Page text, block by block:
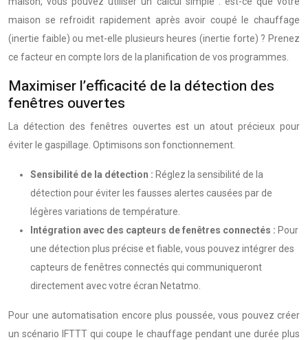
maison se refroidit rapidement après avoir coupé le chauffage
(inertie faible) ou met-elle plusieurs heures (inertie forte) ? Prenez
ce facteur en compte lors de la planification de vos programmes.
Maximiser l’efficacité de la détection des
fenêtres ouvertes
La détection des fenêtres ouvertes est un atout précieux pour
éviter le gaspillage. Optimisons son fonctionnement.
Sensibilité de la détection : Réglez la sensibilité de la
détection pour éviter les fausses alertes causées par de
légères variations de température.
Intégration avec des capteurs de fenêtres connectés : Pour
une détection plus précise et fiable, vous pouvez intégrer des
capteurs de fenêtres connectés qui communiqueront
directement avec votre écran Netatmo.
Pour une automatisation encore plus poussée, vous pouvez créer
un scénario IFTTT qui coupe le chauffage pendant une durée plus